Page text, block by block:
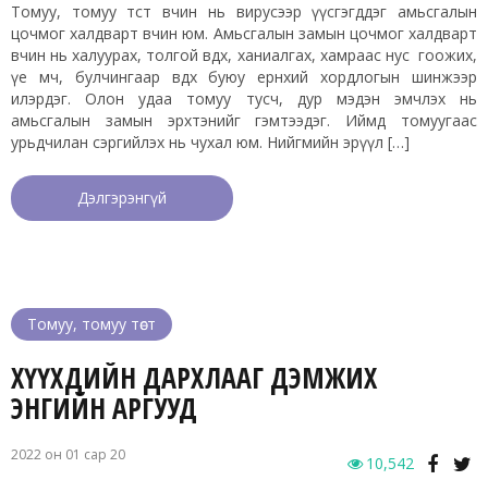
Томуу, томуу төст өвчин нь вирусээр үүсгэгддэг амьсгалын
цочмог халдварт өвчин юм. Амьсгалын замын цочмог халдварт
өвчин нь халуурах, толгой өвдөх, ханиалгах, хамраас нус гоожих,
үе мөч, булчингаар өвдөх буюу ерөнхий хордлогын шинжээр
илэрдэг. Олон удаа томуу тусч, дур мэдэн эмчлэх нь
амьсгалын замын эрхтэнийг гэмтээдэг. Иймд томуугаас
урьдчилан сэргийлэх нь чухал юм. Нийгмийн эрүүл […]
Дэлгэрэнгүй
Томуу, томуу төст
ХҮҮХДИЙН ДАРХЛААГ ДЭМЖИХ
ЭНГИЙН АРГУУД
2022 он 01 сар 20 10,542